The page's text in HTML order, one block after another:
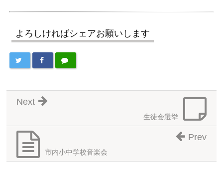
よろしければシェアお願いします
生徒会選挙
Next
市内小中学校音楽会
Prev